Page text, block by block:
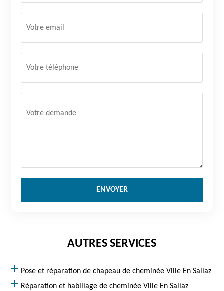
AUTRES SERVICES
Pose et réparation de chapeau de cheminée Ville En Sallaz
Réparation et habillage de cheminée Ville En Sallaz